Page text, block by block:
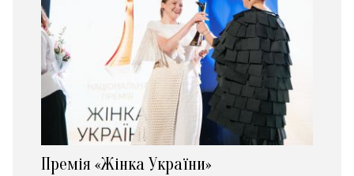
Премія «Жінка України»